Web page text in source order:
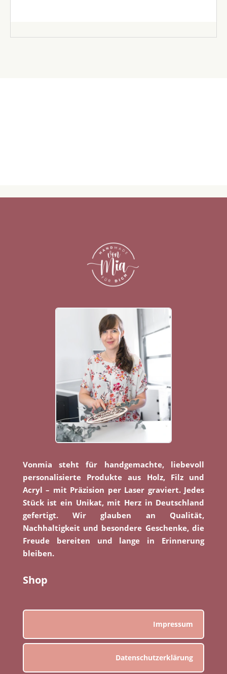
Vonmia steht für handgemachte, liebevoll
personalisierte Produkte aus Holz, Filz und
Acryl – mit Präzision per Laser graviert. Jedes
Stück ist ein Unikat, mit Herz in Deutschland
gefertigt. Wir glauben an Qualität,
Nachhaltigkeit und besondere Geschenke, die
Freude bereiten und lange in Erinnerung
bleiben.
Shop
Impressum
Datenschutzerklärung